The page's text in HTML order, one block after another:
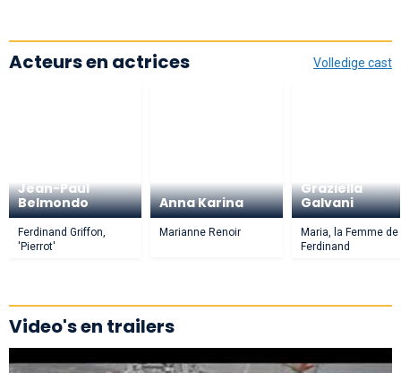
Volledige cast
Acteurs en actrices
Jean-Paul
Belmondo
Ferdinand Griffon,
'Pierrot'
Anna Karina
Marianne Renoir
Graziella
Galvani
Maria, la Femme de
Ferdinand
Video's en trailers